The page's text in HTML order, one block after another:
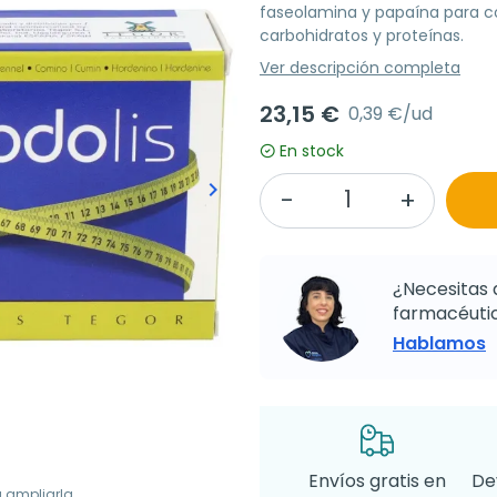
Siguiente
keyboard_arrow_right
faseolamina y papaína para
carbohidratos y proteínas.
Ver descripción completa
23,15 € 0,39 €/ud
En stock
¿Necesitas
Hablamos
Envíos gratis en